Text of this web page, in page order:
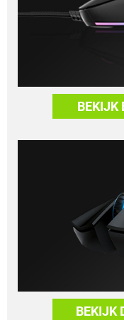
BEKIJK
BEKIJK